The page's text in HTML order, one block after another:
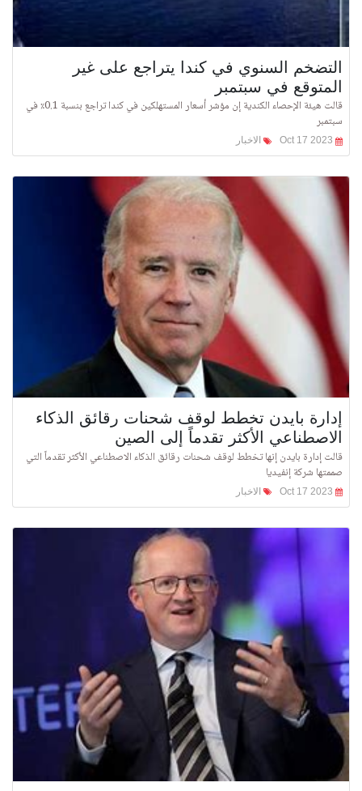
التضخم السنوي في كندا يتراجع على غير
المتوقع في سبتمبر
قالت هيئة الإحصاء الكندية إن مؤشر أسعار المستهلكين في كندا تراجع بنسبة 0.1٪ في
سبتمبر
الاخبار
إدارة بايدن تخطط لوقف شحنات رقائق الذكاء
الاصطناعي الأكثر تقدماً إلى الصين
قالت إدارة بايدن إنها تخطط لوقف شحنات رقائق الذكاء الاصطناعي الأكثر تقدماً التي
صممتها شركة إنفيديا
الاخبار